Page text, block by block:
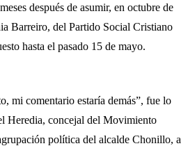
después de asumir, en octubre de
Barreiro, del Partido Social Cristiano
hasta el pasado 15 de mayo.
mi comentario estaría demás”, fue lo
Heredia, concejal del Movimiento
política del alcalde Chonillo, a